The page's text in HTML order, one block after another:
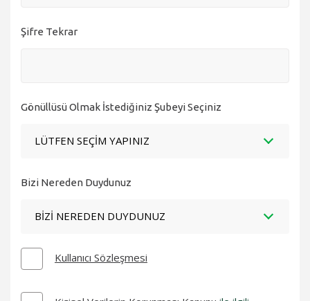
Şifre Tekrar
Gönüllüsü Olmak İstediğiniz Şubeyi Seçiniz
LÜTFEN SEÇIM YAPINIZ
Bizi Nereden Duydunuz
BIZI NEREDEN DUYDUNUZ
Kullanıcı Sözleşmesi